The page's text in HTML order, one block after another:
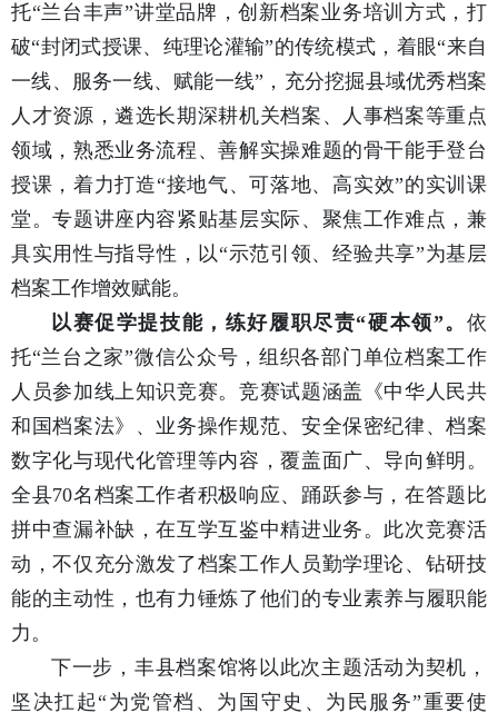
托“兰台丰声”讲堂品牌，创新档案业务培训方式，打
破“封闭式授课、纯理论灌输”的传统模式，着眼“来自
一线、服务一线、赋能一线”，充分挖掘县域优秀档案
人才资源，遴选长期深耕机关档案、人事档案等重点
领域，熟悉业务流程、善解实操难题的骨干能手登台
授课，着力打造“接地气、可落地、高实效”的实训课
堂。专题讲座内容紧贴基层实际、聚焦工作难点，兼
具实用性与指导性，以“示范引领、经验共享”为基层
档案工作增效赋能。
以赛促学提技能，练好履职尽责“硬本领”。 依
托“兰台之家”微信公众号，组织各部门单位档案工作
人员参加线上知识竞赛。竞赛试题涵盖《中华人民共
和国档案法》、业务操作规范、安全保密纪律、档案
数字化与现代化管理等内容，覆盖面广、导向鲜明。
全县70名档案工作者积极响应、踊跃参与，在答题比
拼中查漏补缺，在互学互鉴中精进业务。此次竞赛活
动，不仅充分激发了档案工作人员勤学理论、钻研技
能的主动性，也有力锤炼了他们的专业素养与履职能
力。
下一步，丰县档案馆将以此次主题活动为契机，
坚决扛起“为党管档、为国守史、为民服务”重要使